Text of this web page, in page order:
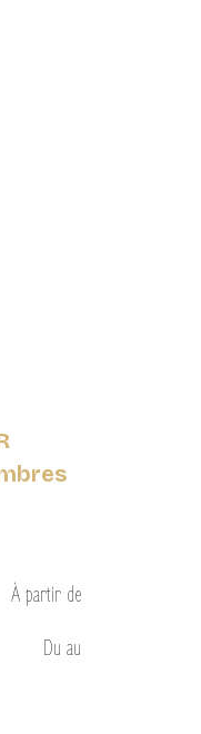
À partir de
Du au